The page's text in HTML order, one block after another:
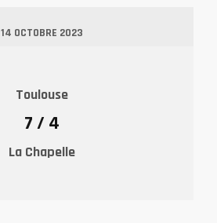
14 OCTOBRE 2023
Toulouse
7 / 4
La Chapelle